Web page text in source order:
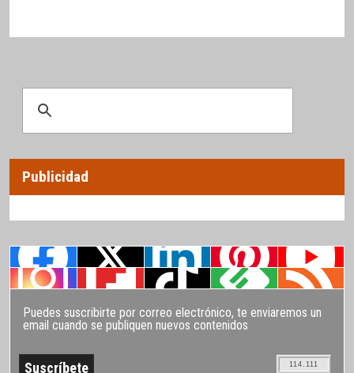
Publicidad
Puedes suscribirte por correo electrónico, te enviaremos un
email cuando se publiquen nuevos contenidos
114.111